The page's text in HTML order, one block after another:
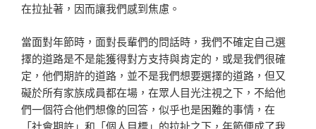
在拉扯著，因而讓我們感到焦慮。
當面對年節時，面對長輩們的問話時，我們不確定自己選
擇的道路是不是能獲得對方支持與肯定的，或是我們很確
定，他們期許的道路，並不是我們想要選擇的道路，但又
礙於所有家族成員都在場，在眾人目光注視之下，不給他
們一個符合他們想像的回答，似乎也是困難的事情，在
「社會期許」和「個人目標」的拉扯之下，年節便成了我